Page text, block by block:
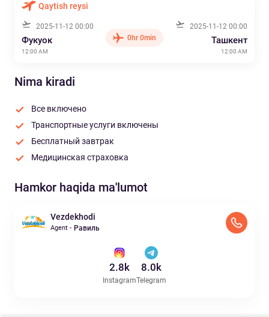
Qaytish reysi
2025-11-12 00:00
Фукуок
12:00 AM
0hr 0min
2025-11-12 00:00
Ташкент
12:00 AM
Nima kiradi
Все включено
Транспортные услуги включены
Бесплатный завтрак
Медицинская страховка
Hamkor haqida ma'lumot
Vezdekhodi
Agent - Равиль
2.8k
Instagram
8.0k
Telegram